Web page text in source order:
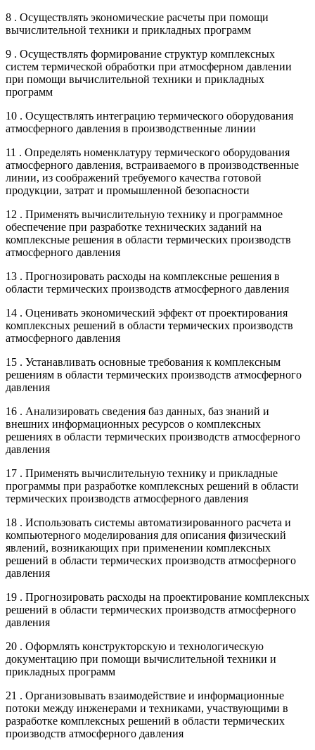
8 . Осуществлять экономические расчеты при помощи
вычислительной техники и прикладных программ
9 . Осуществлять формирование структур комплексных
систем термической обработки при атмосферном давлении
при помощи вычислительной техники и прикладных
программ
10 . Осуществлять интеграцию термического оборудования
атмосферного давления в производственные линии
11 . Определять номенклатуру термического оборудования
атмосферного давления, встраиваемого в производственные
линии, из соображений требуемого качества готовой
продукции, затрат и промышленной безопасности
12 . Применять вычислительную технику и программное
обеспечение при разработке технических заданий на
комплексные решения в области термических производств
атмосферного давления
13 . Прогнозировать расходы на комплексные решения в
области термических производств атмосферного давления
14 . Оценивать экономический эффект от проектирования
комплексных решений в области термических производств
атмосферного давления
15 . Устанавливать основные требования к комплексным
решениям в области термических производств атмосферного
давления
16 . Анализировать сведения баз данных, баз знаний и
внешних информационных ресурсов о комплексных
решениях в области термических производств атмосферного
давления
17 . Применять вычислительную технику и прикладные
программы при разработке комплексных решений в области
термических производств атмосферного давления
18 . Использовать системы автоматизированного расчета и
компьютерного моделирования для описания физический
явлений, возникающих при применении комплексных
решений в области термических производств атмосферного
давления
19 . Прогнозировать расходы на проектирование комплексных
решений в области термических производств атмосферного
давления
20 . Оформлять конструкторскую и технологическую
документацию при помощи вычислительной техники и
прикладных программ
21 . Организовывать взаимодействие и информационные
потоки между инженерами и техниками, участвующими в
разработке комплексных решений в области термических
производств атмосферного давления